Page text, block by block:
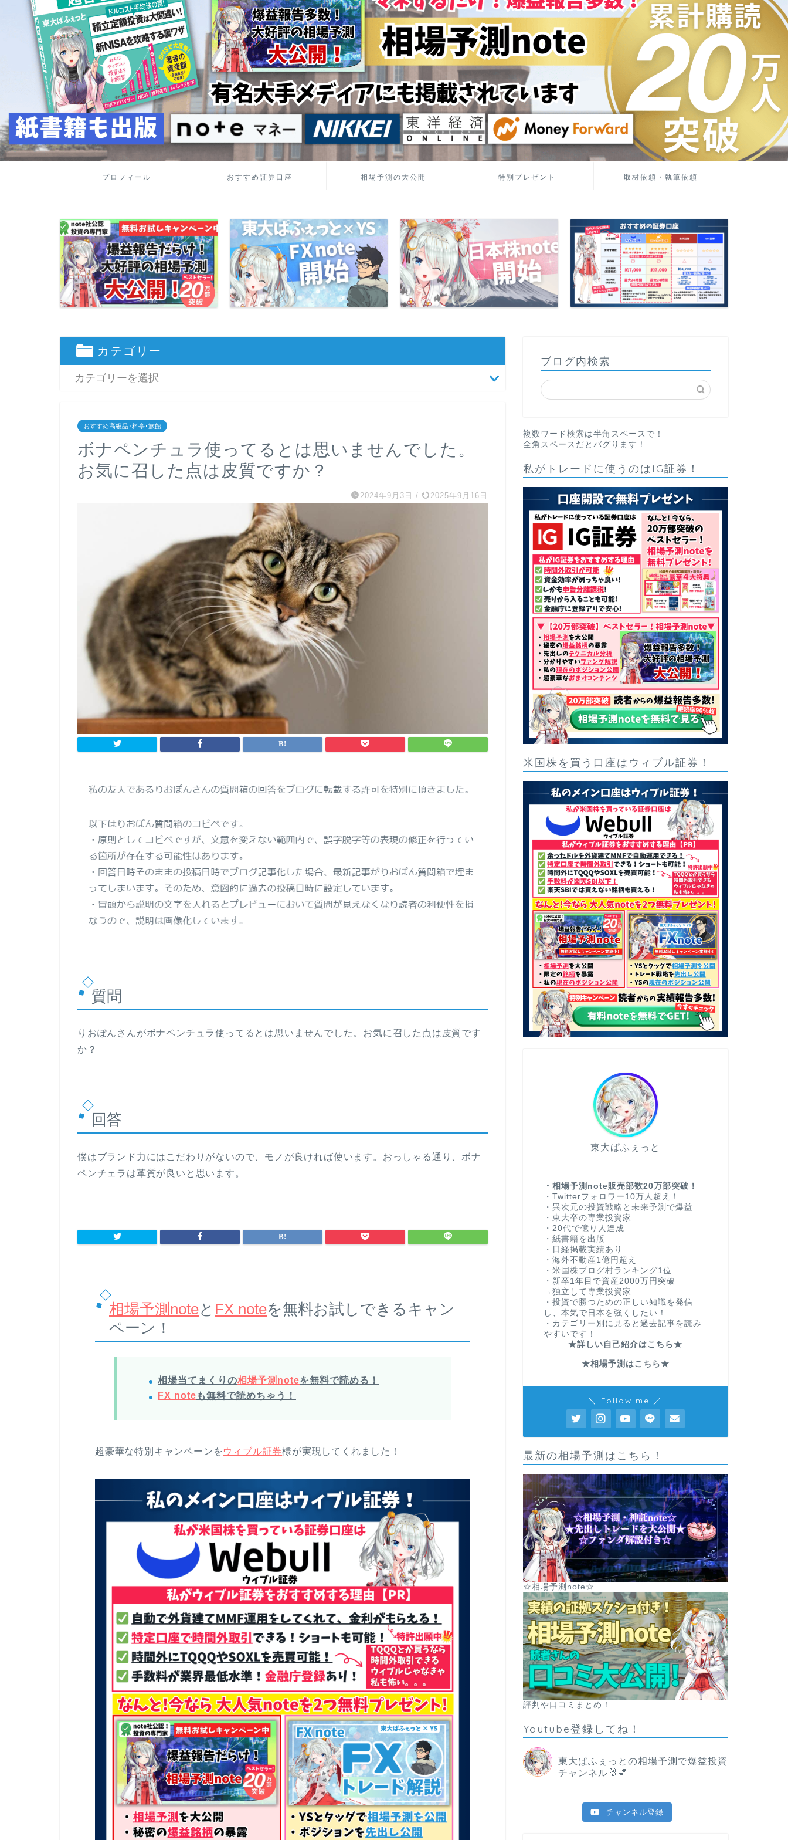
プロフィール おすすめ証券口座 相場予測の大公開 特別プレゼント 取材依頼・執筆依頼
カテゴリー
おすすめ高級品･料亭･旅館
ボナペンチュラ使ってるとは思いませんでした。
お気に召した点は皮質ですか？
2024年9月3日 / 2025年9月16日
質問
りおぽんさんがボナペンチュラ使ってるとは思いませんでした。お気に召した点は皮質です
か？
回答
僕はブランド力にはこだわりがないので、モノが良ければ使います。おっしゃる通り、ボナ
ペンチェラは革質が良いと思います。
相場予測noteと FX noteを無料お試しできるキャン
ペーン！
相場当てまくりの相場予測noteを無料で読める！
FX note も無料で読めちゃう！
超豪華な特別キャンペーンを ウィブル証券様が実現してくれました！
ブログ内検索
複数ワード検索は半角スペースで！
全角スペースだとバグります！
私がトレードに使うのはIG証券！
米国株を買う口座はウィブル証券！
東大ぱふぇっと
・相場予測note販売部数20万部突破！
・Twitterフォロワー10万人超え！
・異次元の投資戦略と未来予測で爆益
・東大卒の専業投資家
・20代で億り人達成
・紙書籍を出版
・日経掲載実績あり
・海外不動産1億円超え
・米国株ブログ村ランキング1位
・新卒1年目で資産2000万円突破
→独立して専業投資家
・投資で勝つための正しい知識を発信
し、本気で日本を強くしたい！
・カテゴリー別に見ると過去記事を読み
やすいです！
★詳しい自己紹介はこちら★
★相場予測はこちら★
＼ Follow me ／
最新の相場予測はこちら！
☆相場予測note☆
評判や口コミまとめ！
Youtube登録してね！
東大ぱふぇっとの相場予測で爆益投資
チャンネル🐰💕
チャンネル登録